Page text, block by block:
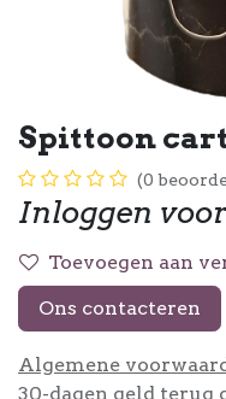
Spittoon
(0
Inloggen
Toevoegen aan
Ons contacteren
Algemene
30-dagen geld terug